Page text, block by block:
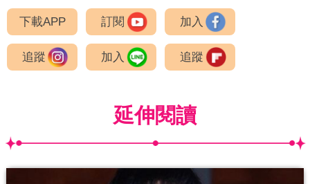
下載APP 訂閱 加入
追蹤 加入 追蹤
延伸閱讀